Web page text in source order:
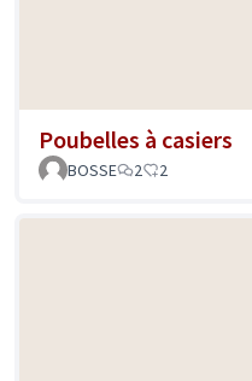
Poubelles à casiers
BOSSE
2 2